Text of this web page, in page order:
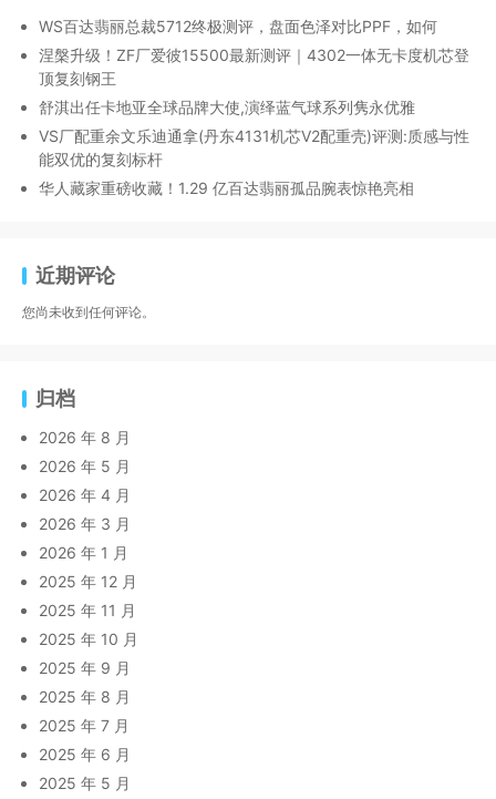
WS百达翡丽总裁5712终极测评，盘面色泽对比PPF，如何
涅槃升级！ZF厂爱彼15500最新测评｜4302一体无卡度机芯登
顶复刻钢王
舒淇出任卡地亚全球品牌大使,演绎蓝气球系列隽永优雅
VS厂配重余文乐迪通拿(丹东4131机芯V2配重壳)评测:质感与性
能双优的复刻标杆
华人藏家重磅收藏！1.29 亿百达翡丽孤品腕表惊艳亮相
近期评论
您尚未收到任何评论。
归档
2026 年 8 月
2026 年 5 月
2026 年 4 月
2026 年 3 月
2026 年 1 月
2025 年 12 月
2025 年 11 月
2025 年 10 月
2025 年 9 月
2025 年 8 月
2025 年 7 月
2025 年 6 月
2025 年 5 月